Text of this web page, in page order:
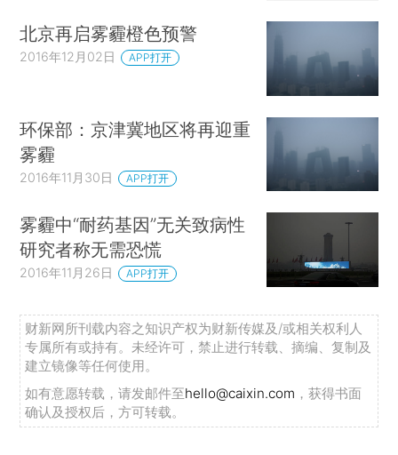
北京再启雾霾橙色预警
2016年12月02日 APP打开
环保部：京津冀地区将再迎重
雾霾
2016年11月30日 APP打开
雾霾中“耐药基因”无关致病性
研究者称无需恐慌
2016年11月26日 APP打开
财新网所刊载内容之知识产权为财新传媒及/或相关权利人
专属所有或持有。未经许可，禁止进行转载、摘编、复制及
建立镜像等任何使用。
如有意愿转载，请发邮件至hello@caixin.com ，获得书面
确认及授权后，方可转载。